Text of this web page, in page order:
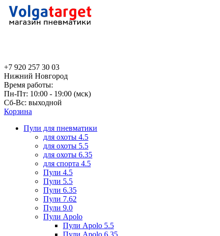
+7 920 257 30 03
Нижний Новгород
Время работы:
Пн-Пт: 10:00 - 19:00 (мск)
Сб-Вс: выходной
Корзина
Пули для пневматики
для охоты 4.5
для охоты 5.5
для охоты 6.35
для спорта 4.5
Пули 4.5
Пули 5.5
Пули 6.35
Пули 7.62
Пули 9.0
Пули Apolo
Пули Apolo 5.5
Пули Apolo 6.35